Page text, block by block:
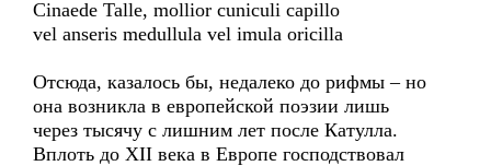
Cinaede Talle, mollior cuniculi capillo
vel anseris medullula vel imula oricilla
Отсюда, казалось бы, недалеко до рифмы – но
она возникла в европейской поэзии лишь
через тысячу с лишним лет после Катулла.
Вплоть до XII века в Европе господствовал